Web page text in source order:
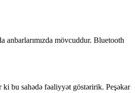
anbarlarımızda mövcuddur. Bluetooth
ki bu sahədə fəaliyyət göstəririk. Peşəkar